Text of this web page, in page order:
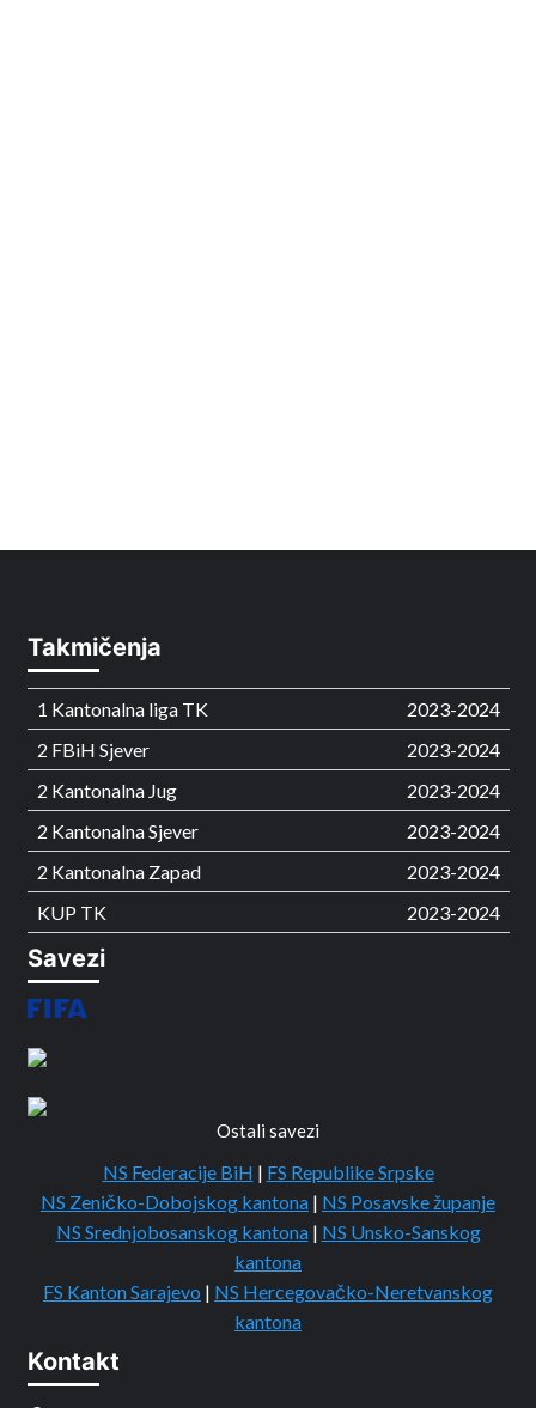
Takmičenja
1 Kantonalna liga TK
2023-2024
2 FBiH Sjever
2023-2024
2 Kantonalna Jug
2023-2024
2 Kantonalna Sjever
2023-2024
2 Kantonalna Zapad
2023-2024
KUP TK
2023-2024
Savezi
Ostali savezi
NS Federacije BiH | FS Republike Srpske
NS Zeničko-Dobojskog kantona | NS Posavske županje
NS Srednjobosanskog kantona | NS Unsko-Sanskog
kantona
FS Kanton Sarajevo | NS Hercegovačko-Neretvanskog
kantona
Kontakt